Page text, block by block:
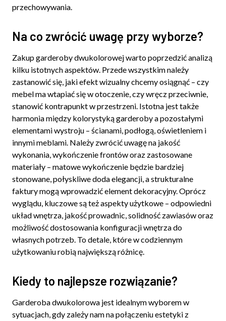
przechowywania.
Na co zwrócić uwagę przy wyborze?
Zakup garderoby dwukolorowej warto poprzedzić analizą
kilku istotnych aspektów. Przede wszystkim należy
zastanowić się, jaki efekt wizualny chcemy osiągnąć – czy
mebel ma wtapiać się w otoczenie, czy wręcz przeciwnie,
stanowić kontrapunkt w przestrzeni. Istotna jest także
harmonia między kolorystyką garderoby a pozostałymi
elementami wystroju – ścianami, podłogą, oświetleniem i
innymi meblami. Należy zwrócić uwagę na jakość
wykonania, wykończenie frontów oraz zastosowane
materiały – matowe wykończenie będzie bardziej
stonowane, połyskliwe doda elegancji, a strukturalne
faktury mogą wprowadzić element dekoracyjny. Oprócz
wyglądu, kluczowe są też aspekty użytkowe – odpowiedni
układ wnętrza, jakość prowadnic, solidność zawiasów oraz
możliwość dostosowania konfiguracji wnętrza do
własnych potrzeb. To detale, które w codziennym
użytkowaniu robią największą różnicę.
Kiedy to najlepsze rozwiązanie?
Garderoba dwukolorowa jest idealnym wyborem w
sytuacjach, gdy zależy nam na połączeniu estetyki z